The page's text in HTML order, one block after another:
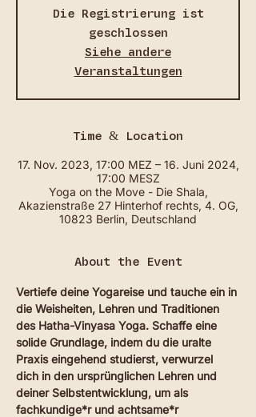
Die Registrierung ist
geschlossen
Siehe andere
Veranstaltungen
Time & Location
17. Nov. 2023, 17:00 MEZ – 16. Juni 2024,
17:00 MESZ
Yoga on the Move - Die Shala,
Akazienstraße 27 Hinterhof rechts, 4. OG,
10823 Berlin, Deutschland
About the Event
Vertiefe deine Yogareise und tauche ein in
die Weisheiten, Lehren und Traditionen
des Hatha-Vinyasa Yoga. Schaffe eine
solide Grundlage, indem du die uralte
Praxis eingehend studierst, verwurzel
dich in den ursprünglichen Lehren und
deiner Selbstentwicklung, um als
fachkundige*r und achtsame*r